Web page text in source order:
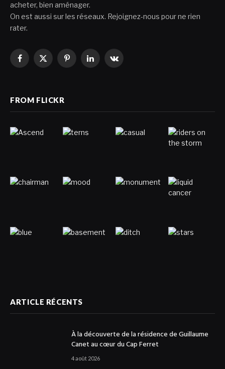
acheter, bien aménager.
On est aussi sur les réseaux. Rejoignez-nous pour ne rien
rater.
Facebook
X
PinterestLinkedInVKontakte
FROM FLICKR
ARTICLE RÉCENTS
À la découverte de la résidence de Guillaume
Canet au cœur du Cap Ferret
4 août 2026